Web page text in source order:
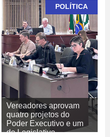
POLÍTICA
Vereadores aprovam
quatro projetos do
Poder Executivo e um
do Legislativo